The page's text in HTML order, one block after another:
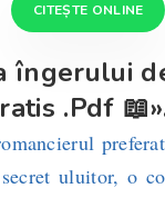
CITEȘTE ONLINE
îngerului
.Pdf
uluitor, o